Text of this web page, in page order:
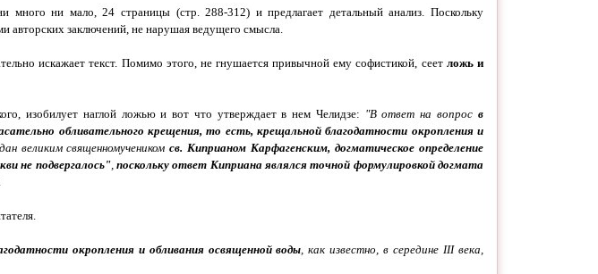
ни мало, 24 страницы (стр. 288-312) и предлагает детальный анализ. Поскольку
авторских заключений, не нарушая ведущего смысла.
искажает текст. Помимо этого, не гнушается привычной ему софистикой, сеет ложь и
изобилует наглой ложью и вот что утверждает в нем Челидзе: "В ответ на вопрос в
обливательного крещения, то есть, крещальной благодатности окропления и
великим священномученикомсв. Киприаном Карфагенским, догматическое определение
не подвергалось",поскольку ответ Киприана являлся точной формулировкой догмата
окропления и обливания освященной воды, как известно, в середине III века,